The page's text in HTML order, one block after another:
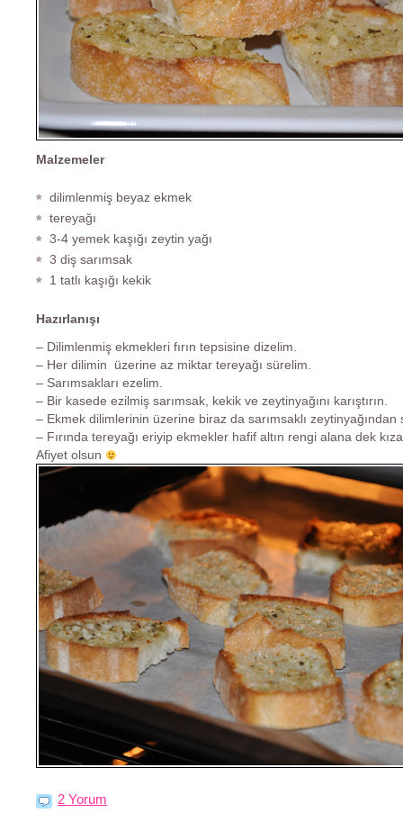
Malzemeler
dilimlenmiş beyaz ekmek
tereyağı
3-4 yemek kaşığı zeytin yağı
3 diş sarımsak
1 tatlı kaşığı kekik
Hazırlanışı
– Dilimlenmiş ekmekleri fırın tepsisine dizelim.
– Her dilimin üzerine az miktar tereyağı sürelim.
– Sarımsakları ezelim.
– Bir kasede ezilmiş sarımsak, kekik ve zeytinyağını karıştırın.
– Ekmek dilimlerinin üzerine biraz da sarımsaklı zeytinyağından
– Fırında tereyağı eriyip ekmekler hafif altın rengi alana dek
Afiyet olsun
2 Yorum